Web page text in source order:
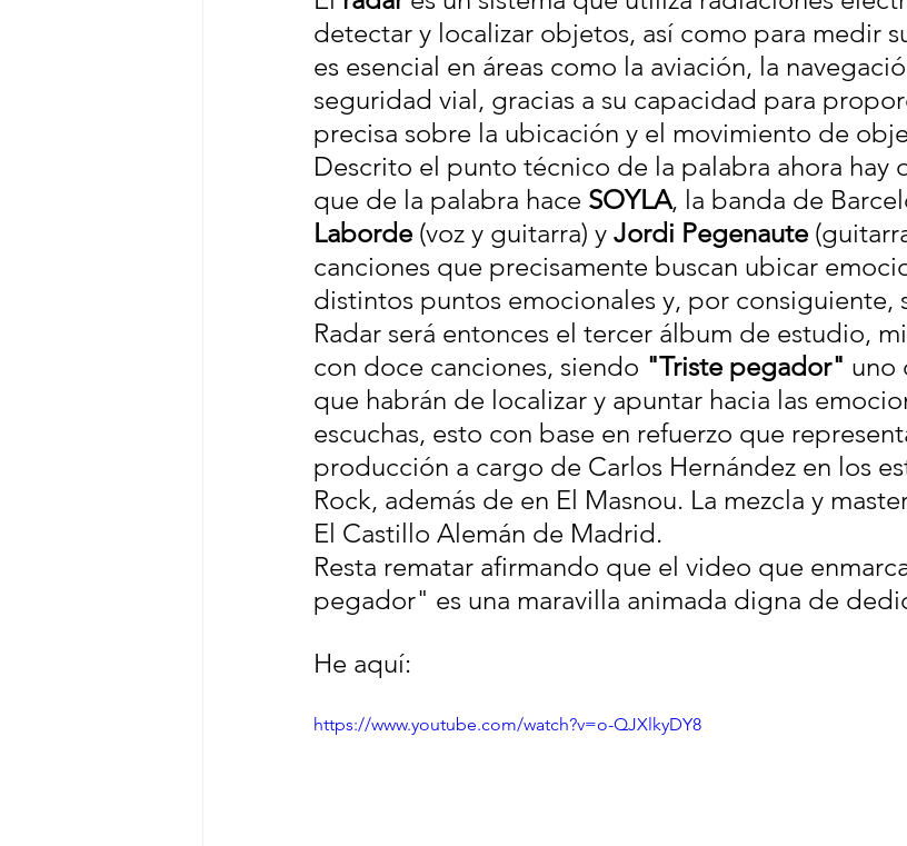
detectar y localizar objetos, así como para medir
es esencial en áreas como la aviación, la
seguridad vial, gracias a su capacidad para
precisa sobre la ubicación y el movimiento de
Descrito el punto técnico de la palabra ahora hay
que de la palabra hace SOYLA, la banda de
Laborde (voz y guitarra) y Jordi Pegenaute
canciones que precisamente buscan ubicar
distintos puntos emocionales y, por consiguiente,
Radar será entonces el tercer álbum de estudio,
con doce canciones, siendo "Triste pegador" uno
que habrán de localizar y apuntar hacia las
escuchas, esto con base en refuerzo que
producción a cargo de Carlos Hernández en los
Rock, además de en El Masnou. La mezcla y
El Castillo Alemán de Madrid.
Resta rematar afirmando que el video que
pegador" es una maravilla animada digna de
He aquí:
https://www.youtube.com/watch?v=o-QJXlkyDY8